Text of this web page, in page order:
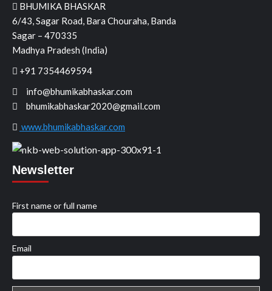
BHUMIKA BHASKAR
6/43, Sagar Road, Bara Chouraha, Banda
Sagar – 470335
Madhya Pradesh (India)
+91 7354469594
info@bhumikabhaskar.com
bhumikabhaskar2020@gmail.com
www.bhumikabhaskar.com
Newsletter
First name or full name
Email